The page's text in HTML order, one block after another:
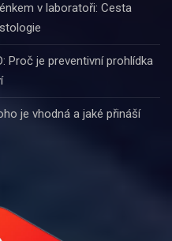
v laboratoři: Cesta
Proč je preventivní prohlídka
je vhodná a jaké přináší